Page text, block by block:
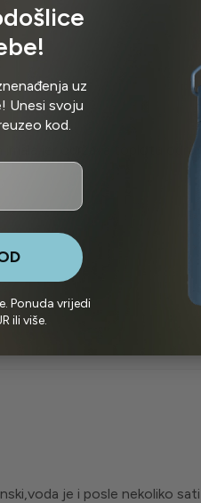
imala jer održava toplotu
je i posle nekoliko
uz
Unesi svoju
kod.
Ponuda vrijedi
ili više.